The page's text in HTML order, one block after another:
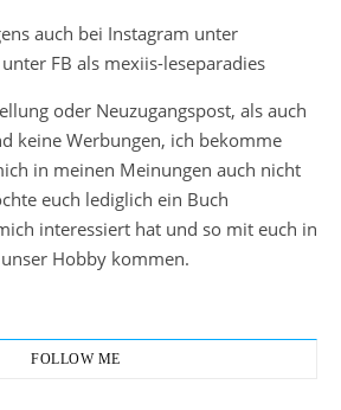
auch bei Instagram unter
FB als mexiis-leseparadies
oder Neuzugangspost, als auch
keine Werbungen, ich bekomme
in meinen Meinungen auch nicht
euch lediglich ein Buch
interessiert hat und so mit euch in
Hobby kommen.
FOLLOW ME